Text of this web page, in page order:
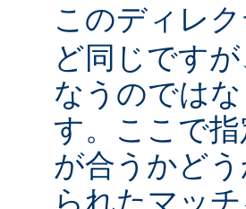
このディレ
ど同じです
なうのでは
す。ここで
が合うかど
られたマッ